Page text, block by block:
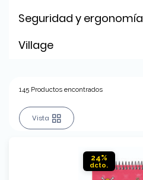
Seguridad y ergonomía
Village
145 Productos encontrados
Vista
24%